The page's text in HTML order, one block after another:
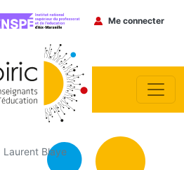
Menu du
Me connecter
Laurent Blaye